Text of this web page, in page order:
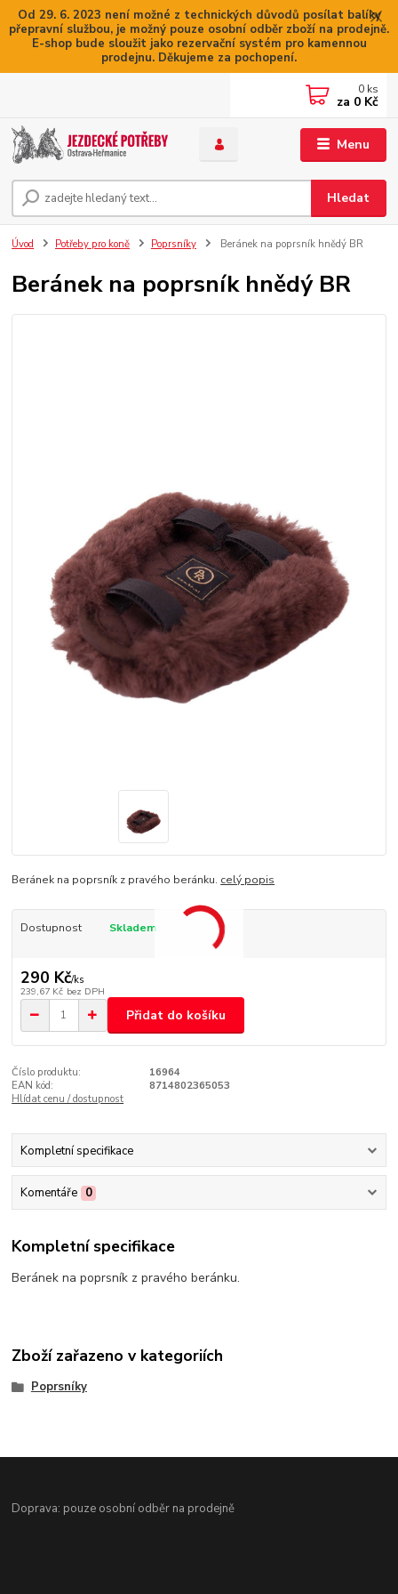
Od 29. 6. 2023 není možné z technických důvodů posílat balíky
přepravní službou, je možný pouze osobní odběr zboží na prodejně.
E-shop bude sloužit jako rezervační systém pro kamennou
prodejnu. Děkujeme za pochopení.
Menu
Hledat
0 ks
za 0 Kč
Úvod Potřeby pro koně Poprsníky Beránek na poprsník hnědý BR
Beránek na poprsník hnědý BR
Beránek na poprsník z pravého beránku. celý popis
Dostupnost Skladem
290 Kč/ks
239,67 Kč bez DPH
Přidat do košíku
Číslo produktu:
16964
EAN kód:
8714802365053
Hlídat cenu / dostupnost
Kompletní specifikace
Komentáře 0
Kompletní specifikace
Beránek na poprsník z pravého beránku.
Zboží zařazeno v kategoriích
Poprsníky
Doprava: pouze osobní odběr na prodejně